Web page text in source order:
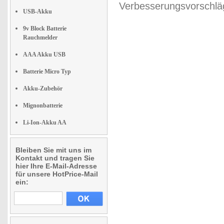
USB-Akku
9v Block Batterie
Rauchmelder
AAA Akku USB
Batterie Micro Typ
Akku-Zubehör
Mignonbatterie
Li-Ion-Akku AA
Bleiben Sie mit uns im
Kontakt und tragen Sie
hier Ihre E-Mail-Adresse
für unsere HotPrice-Mail
ein: